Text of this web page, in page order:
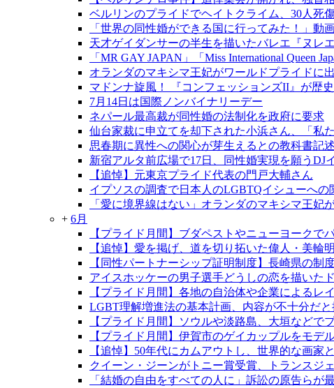
ベルリンのプライドでヘイトクライム、30人死
「世界の同性婚ができる国に行ってみた！」動
天才ゲイダンサーの半生を描いたバレエ『ヌレ
「MR GAY JAPAN」「Miss International Queen
オランダのマキシマ王妃がワールドプライドに
マドンナ旋風！ 『コンフェッションズII』が歴史
7月14日は国際ノンバイナリーデー
ネパール最高裁が同性婚の法制化を政府に要求
仙台家裁に申立てを却下された小浜さん、「私
思春期に異性への関心が芽生えるとの教科書記
新宿アルタ前広場で17日、同性婚実現を願うDJ
【追悼】元東京プライド代表の門戸大輔さん
イプソスの調査で日本人のLGBTQイシューへの
「愛に境界線はない」オランダのマキシマ王妃
+ 6月
【プライド月間】ブダペストやニューヨークで
【追悼】愛を掲げ、道を切り拓いた偉人・美輪
【同性パートナーシップ証明制度】長崎県の制
アイスホッケーの男子選手どうしの恋を描いた
【プライド月間】各地の自治体や企業によるレ
LGBT理解増進法の基本計画、内容が不十分だ
【プライド月間】ソウルや淡路島、大垣などで
【プライド月間】伊賀市のゲイカップルをモ
【追悼】50年代にカムアウトし、世界的な画
クイーン・ジーンがトニー賞受賞、トランスジ
「結婚の自由をすべての人に」訴訟の原告らが